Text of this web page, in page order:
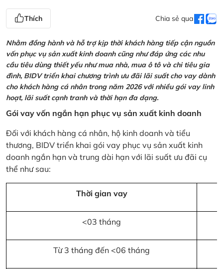
Thích Chia sẻ qua
Nhằm đồng hành và hỗ trợ kịp thời khách hàng tiếp cận nguồn
vốn phục vụ sản xuất kinh doanh cũng như đáp ứng các nhu
cầu tiêu dùng thiết yếu như mua nhà, mua ô tô và chi tiêu gia
đình, BIDV triển khai chương trình ưu đãi lãi suất cho vay dành
cho khách hàng cá nhân trong năm 2026 với nhiều gói vay linh
hoạt, lãi suất cạnh tranh và thời hạn đa dạng.
Gói vay vốn ngắn hạn phục vụ sản xuất kinh doanh
Đối với khách hàng cá nhân, hộ kinh doanh và tiểu
thương, BIDV triển khai gói vay phục vụ sản xuất kinh
doanh ngắn hạn và trung dài hạn với lãi suất ưu đãi cụ
thể như sau:
Thời gian vay
<03 tháng
Từ 3 tháng đến <06 tháng